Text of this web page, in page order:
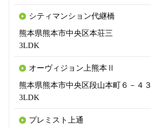
シティマンション代継橋
熊本県熊本市中央区本荘三
3LDK
オーヴィジョン上熊本Ⅱ
熊本県熊本市中央区段山本町６－４３
3LDK
プレミスト上通